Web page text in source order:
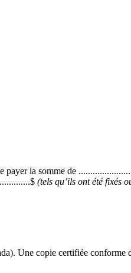
payer la somme de
(tels qu’ils ont été fixés
Une copie certifiée conforme